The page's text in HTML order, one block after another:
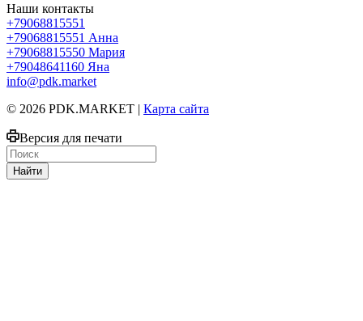
Наши контакты
+79068815551
+79068815551 Анна
+79068815550 Мария
+79048641160 Яна
info@pdk.market
© 2026 PDK.MARKET | Карта сайта
Версия для печати
Найти